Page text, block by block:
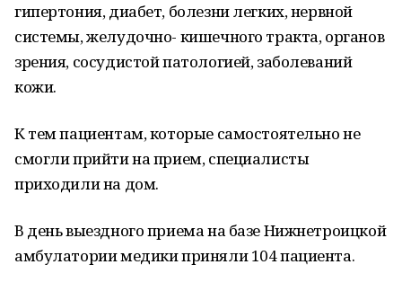
гипертония, диабет, болезни легких, нервной
системы, желудочно- кишечного тракта, органов
зрения, сосудистой патологией, заболеваний
кожи.
К тем пациентам, которые самостоятельно не
смогли прийти на прием, специалисты
приходили на дом.
В день выездного приема на базе Нижнетроицкой
амбулатории медики приняли 104 пациента.